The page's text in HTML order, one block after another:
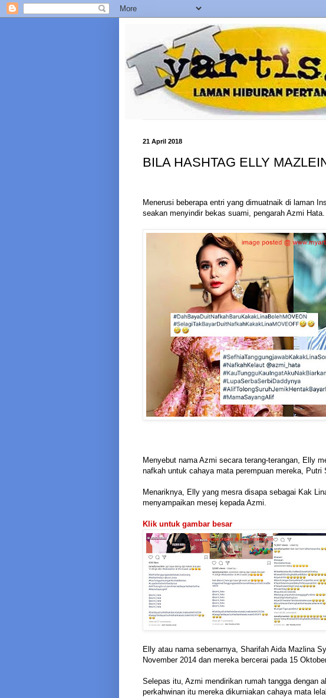
21 April 2018
BILA HASHTAG ELLY
Menerusi beberapa entri yang dimuatnaik di laman
seakan menyindir bekas suami, pengarah Azmi Hata.
Menyebut nama Azmi secara terang-terangan, Elly
nafkah untuk cahaya mata perempuan mereka, Putri
Menariknya, Elly yang mesra disapa sebagai Kak
menyampaikan mesej kepada Azmi.
Klik untuk gambar besar
Elly atau nama sebenarnya, Sharifah Aida Mazlina
November 2014 dan mereka bercerai pada 15
Selepas itu, Azmi mendirikan rumah tangga dengan
perkahwinan itu mereka dikurniakan cahaya mata